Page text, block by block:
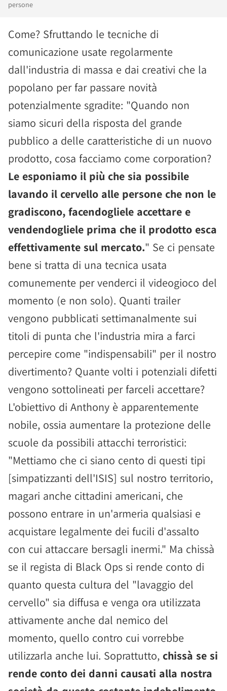
persone
Come? Sfruttando le tecniche di
comunicazione usate regolarmente
dall'industria di massa e dai creativi che la
popolano per far passare novità
potenzialmente sgradite: "Quando non
siamo sicuri della risposta del grande
pubblico a delle caratteristiche di un nuovo
prodotto, cosa facciamo come corporation?
Le esponiamo il più che sia possibile
lavando il cervello alle persone che non le
gradiscono, facendogliele accettare e
vendendogliele prima che il prodotto esca
effettivamente sul mercato." Se ci pensate
bene si tratta di una tecnica usata
comunemente per venderci il videogioco del
momento (e non solo). Quanti trailer
vengono pubblicati settimanalmente sui
titoli di punta che l'industria mira a farci
percepire come "indispensabili" per il nostro
divertimento? Quante volti i potenziali difetti
vengono sottolineati per farceli accettare?
L'obiettivo di Anthony è apparentemente
nobile, ossia aumentare la protezione delle
scuole da possibili attacchi terroristici:
"Mettiamo che ci siano cento di questi tipi
[simpatizzanti dell'ISIS] sul nostro territorio,
magari anche cittadini americani, che
possono entrare in un'armeria qualsiasi e
acquistare legalmente dei fucili d'assalto
con cui attaccare bersagli inermi." Ma chissà
se il regista di Black Ops si rende conto di
quanto questa cultura del "lavaggio del
cervello" sia diffusa e venga ora utilizzata
attivamente anche dal nemico del
momento, quello contro cui vorrebbe
utilizzarla anche lui. Soprattutto, chissà se si
rende conto dei danni causati alla nostra